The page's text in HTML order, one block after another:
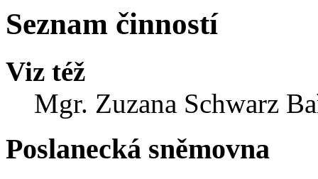
Seznam činností
Viz též
Mgr. Zuzana Schwarz
Poslanecká sněmovna